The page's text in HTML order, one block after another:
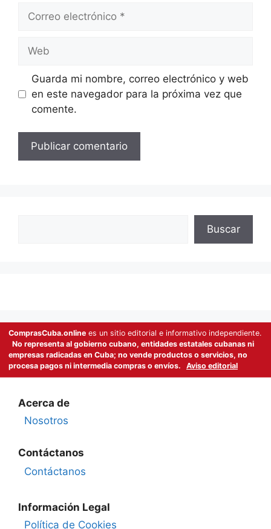
electrónico
Guarda mi nombre, correo electrónico y web
en este navegador para la próxima vez que
comente.
Buscar
ComprasCuba.online es un sitio editorial e informativo independiente.
No representa al gobierno cubano, entidades estatales cubanas ni
empresas radicadas en Cuba; no vende productos o servicios, no
procesa pagos ni intermedia compras o envíos.
Aviso editorial
Acerca de
Nosotros
Contáctanos
Contáctanos
Información Legal
Política de Cookies